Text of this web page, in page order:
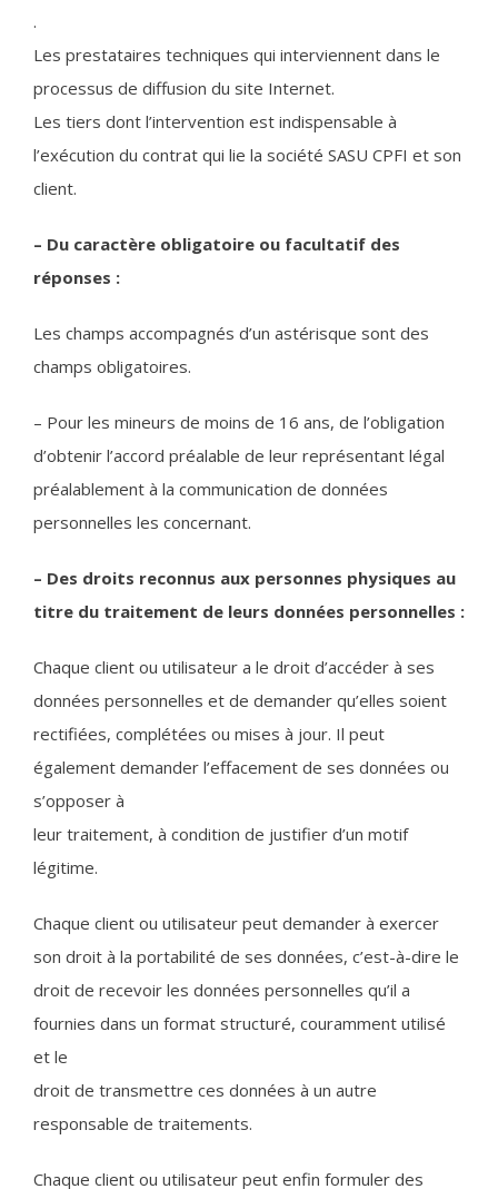
.
Les prestataires techniques qui interviennent dans le
processus de diffusion du site Internet.
Les tiers dont l’intervention est indispensable à
l’exécution du contrat qui lie la société SASU CPFI et son
client.
– Du caractère obligatoire ou facultatif des
réponses :
Les champs accompagnés d’un astérisque sont des
champs obligatoires.
– Pour les mineurs de moins de 16 ans, de l’obligation
d’obtenir l’accord préalable de leur représentant légal
préalablement à la communication de données
personnelles les concernant.
– Des droits reconnus aux personnes physiques au
titre du traitement de leurs données personnelles :
Chaque client ou utilisateur a le droit d’accéder à ses
données personnelles et de demander qu’elles soient
rectifiées, complétées ou mises à jour. Il peut
également demander l’effacement de ses données ou
s’opposer à
leur traitement, à condition de justifier d’un motif
légitime.
Chaque client ou utilisateur peut demander à exercer
son droit à la portabilité de ses données, c’est-à-dire le
droit de recevoir les données personnelles qu’il a
fournies dans un format structuré, couramment utilisé
et le
droit de transmettre ces données à un autre
responsable de traitements.
Chaque client ou utilisateur peut enfin formuler des